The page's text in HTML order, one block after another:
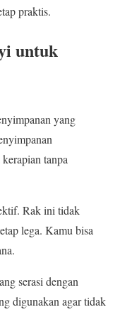
praktis.
untuk
yang
tanpa
Rak ini tidak
lega. Kamu bisa
serasi dengan
digunakan agar tidak